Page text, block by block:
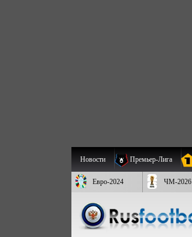
Новости Премьер-Лига
Евро-2024 ЧМ-2026